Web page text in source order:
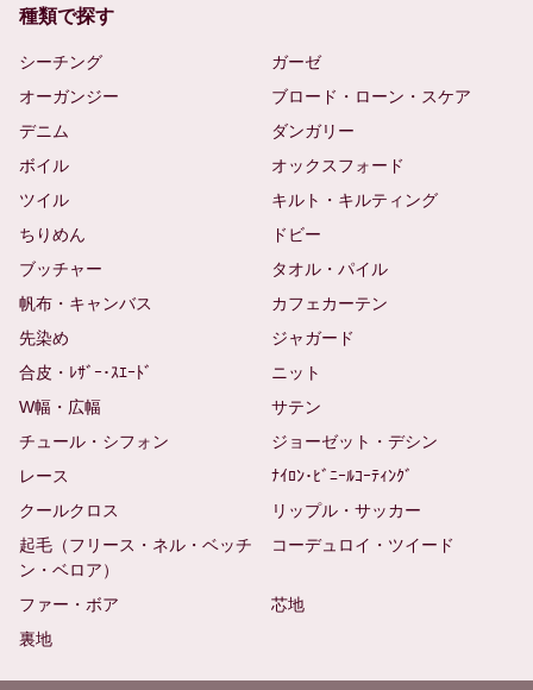
種類で探す
シーチング
ガーゼ
オーガンジー
ブロード・ローン・スケア
デニム
ダンガリー
ボイル
オックスフォード
ツイル
キルト・キルティング
ちりめん
ドビー
ブッチャー
タオル・パイル
帆布・キャンバス
カフェカーテン
先染め
ジャガード
合皮・ﾚｻﾞｰ･ｽｴｰﾄﾞ
ニット
W幅・広幅
サテン
チュール・シフォン
ジョーゼット・デシン
レース
ﾅｲﾛﾝ･ﾋﾞﾆｰﾙｺｰﾃｨﾝｸﾞ
クールクロス
リップル・サッカー
起毛（フリース・ネル・ベッチ
ン・ベロア）
コーデュロイ・ツイード
ファー・ボア
芯地
裏地